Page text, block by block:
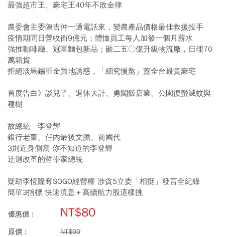
最強超市王、豪宅王40年不敗金律
農委會主委陳吉仲一通電話來，變農產品價格最佳救援投手
疫情期間日營收衝9億元；體恤員工每人加發一個月薪水
強推咖啡廳、冠軍麵包新品；砸二五○億升級物流廠，日理70
萬箱貨
拒絕淡馬錫重金買地誘惑，「細究慢熬」蓋全台最貴豪宅
首度告白》談兒子、退休大計、勇闖飯店業、公園復螢滅蚊與
種樹
故總統 李登輝
銀行老董、任內最後文膽、前國代
3則近身側寫 你不知道的李登輝
迂迴改革的哲學家總統
疑助李恆隆奪SOGO經營權 涉貪5立委「相挺」發言全紀錄
簡單3指標 快速填息＋高續航力股這樣挑
優惠價： NT$80
原價： NT$99